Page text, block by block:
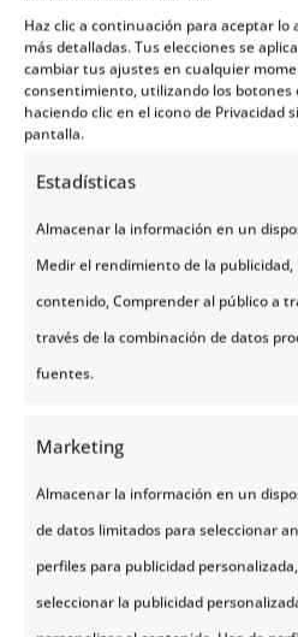
Haz clic a continuación para aceptar
más detalladas. Tus elecciones se
cambiar tus ajustes en cualquier
consentimiento, utilizando los botones
haciendo clic en el icono de Privacidad
pantalla.
Estadísticas
Almacenar la información en un
Medir el rendimiento de la
contenido, Comprender al público a
través de la combinación de datos
fuentes.
Marketing
Almacenar la información en un
de datos limitados para seleccionar
perfiles para publicidad
seleccionar la publicidad
senderismo, kayak,
rafting, tirolina, salto BASE,
entre otras opciones.
No podemos negar que
actividad realizar primero,
estar seguros es que si
cualquier de estas
certeza de que nuestro
estos deportes de aventura